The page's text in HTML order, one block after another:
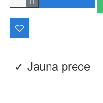
✓ Jauna prece